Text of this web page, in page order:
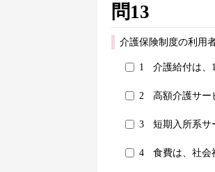
問13
介護保険制度の利用
1 介護給付は、
2 高額介護サー
3 短期入所系サ
4 食費は、社会